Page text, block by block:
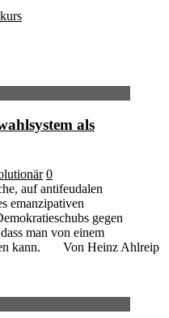
als
0
auf antifeudalen
emanzipativen
gegen
man von einem
kann. Von Heinz Ahlreip